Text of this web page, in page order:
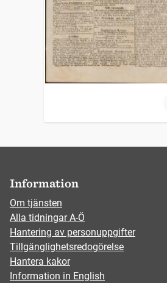
Information
Om tjänsten
Alla tidningar A-Ö
Hantering av personuppgifter
Tillgänglighetsredogörelse
Hantera kakor
Information in English